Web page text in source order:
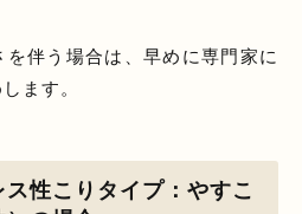
伴う場合は、早めに専門家に
ます。
性こりタイプ：やすこ